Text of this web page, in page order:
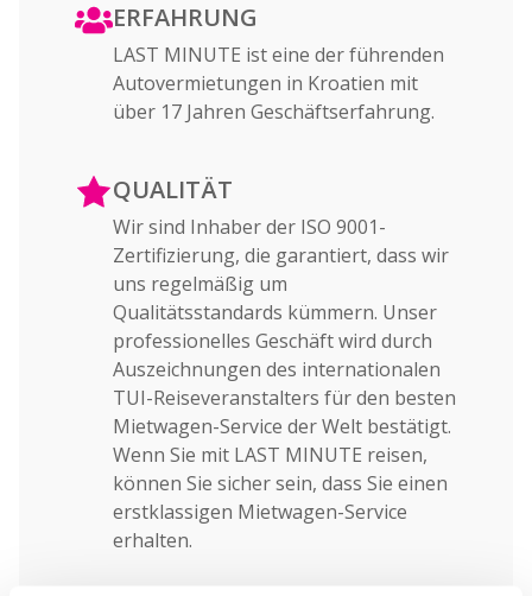
ERFAHRUNG
LAST MINUTE ist eine der führenden
Autovermietungen in Kroatien mit
über 17 Jahren Geschäftserfahrung.
QUALITÄT
Wir sind Inhaber der ISO 9001-
Zertifizierung, die garantiert, dass wir
uns regelmäßig um
Qualitätsstandards kümmern. Unser
professionelles Geschäft wird durch
Auszeichnungen des internationalen
TUI-Reiseveranstalters für den besten
Mietwagen-Service der Welt bestätigt.
Wenn Sie mit LAST MINUTE reisen,
können Sie sicher sein, dass Sie einen
erstklassigen Mietwagen-Service
erhalten.